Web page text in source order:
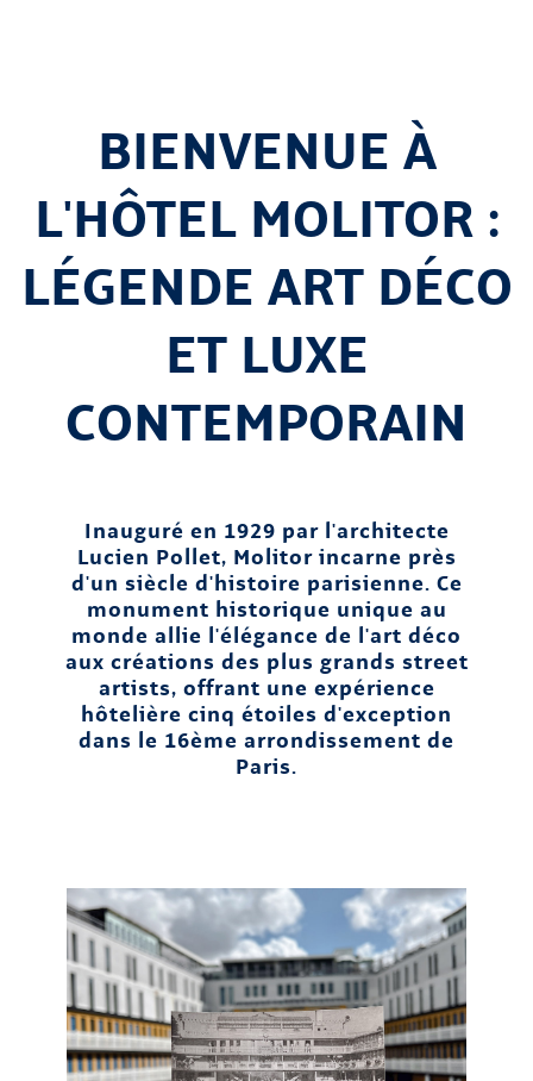
BIENVENUE À
L'HÔTEL MOLITOR :
LÉGENDE ART DÉCO
ET LUXE
CONTEMPORAIN
Inauguré en 1929 par l'architecte
Lucien Pollet, Molitor incarne près
d'un siècle d'histoire parisienne. Ce
monument historique unique au
monde allie l'élégance de l'art déco
aux créations des plus grands street
artists, offrant une expérience
hôtelière cinq étoiles d'exception
dans le 16ème arrondissement de
Paris.